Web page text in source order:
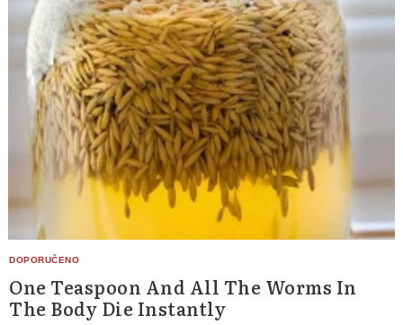
One Teaspoon And All The Worms In
The Body Die Instantly